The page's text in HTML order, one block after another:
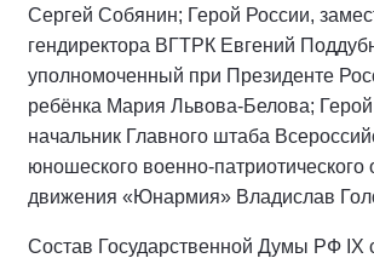
Сергей Собянин; Герой России,
гендиректора ВГТРК Евгений
уполномоченный при Президенте
ребёнка Мария Львова-Белова;
начальник Главного штаба
юношеского военно-патриотического
движения «Юнармия» Владислав
Состав Государственной Думы РФ IХ